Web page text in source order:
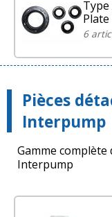
Plate
6
Pièces
Interpump
Gamme
Interpump